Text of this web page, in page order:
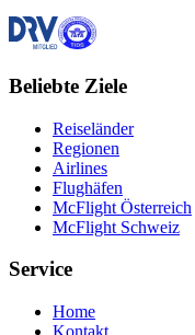
Beliebte Ziele
Reiseländer
Regionen
Airlines
Flughäfen
McFlight Österreich
McFlight Schweiz
Service
Home
Kontakt